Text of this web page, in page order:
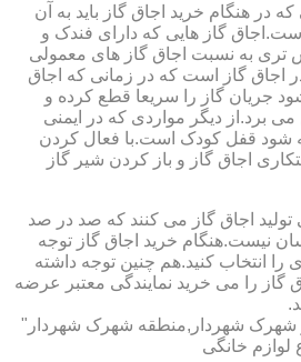
در هنگام خرید اجاق گاز باید به آن
گاز هایی که دارای فندک و
تری به نسبت اجاق گاز های معمولی
اجاق گاز است که در زمانی که اجاق
جریان گاز را سریعا قطع کرده و
برد.از دیگر مواردی که در ایمنی
شود قفل کودک است.با فعال کردن
اجاق گاز و باز کردن شیر گاز
تولید اجاق گاز می کنند که صد در صد
نیست.هنگام خرید اجاق گاز توجه
را انتخاب کنید.هم چنین توجه داشته
گاز را می خرید نمایندگی معتبر عرضه
شهرک شهردار,منطقه شهرک شهردار"
لوازم خانگی